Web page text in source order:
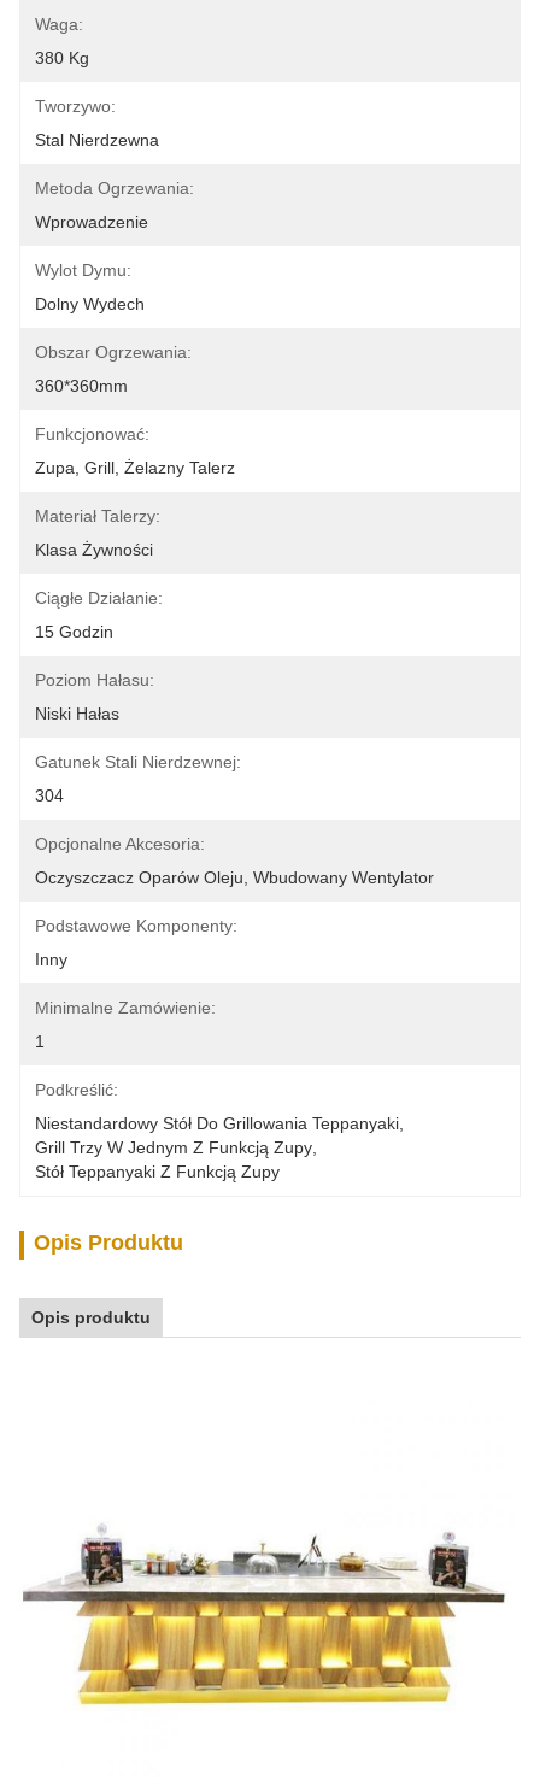
Waga:
380 Kg
Tworzywo:
Stal Nierdzewna
Metoda Ogrzewania:
Wprowadzenie
Wylot Dymu:
Dolny Wydech
Obszar Ogrzewania:
360*360mm
Funkcjonować:
Zupa, Grill, Żelazny Talerz
Materiał Talerzy:
Klasa Żywności
Ciągłe Działanie:
15 Godzin
Poziom Hałasu:
Niski Hałas
Gatunek Stali Nierdzewnej:
304
Opcjonalne Akcesoria:
Oczyszczacz Oparów Oleju, Wbudowany Wentylator
Podstawowe Komponenty:
Inny
Minimalne Zamówienie:
1
Podkreślić:
Niestandardowy Stół Do Grillowania Teppanyaki
Grill Trzy W Jednym Z Funkcją Zupy
Stół Teppanyaki Z Funkcją Zupy
Opis Produktu
Opis produktu